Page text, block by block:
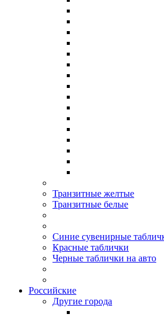
Транзитные желтые
Транзитные белые
Синие сувенирные
Красные таблички
Черные таблички на авто
Российские
Другие города